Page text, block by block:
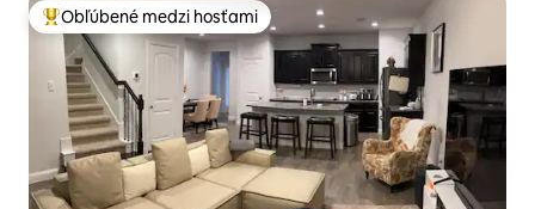
Najobľúbenejšie medzi hosťami
Obľúbené medzi hosťami